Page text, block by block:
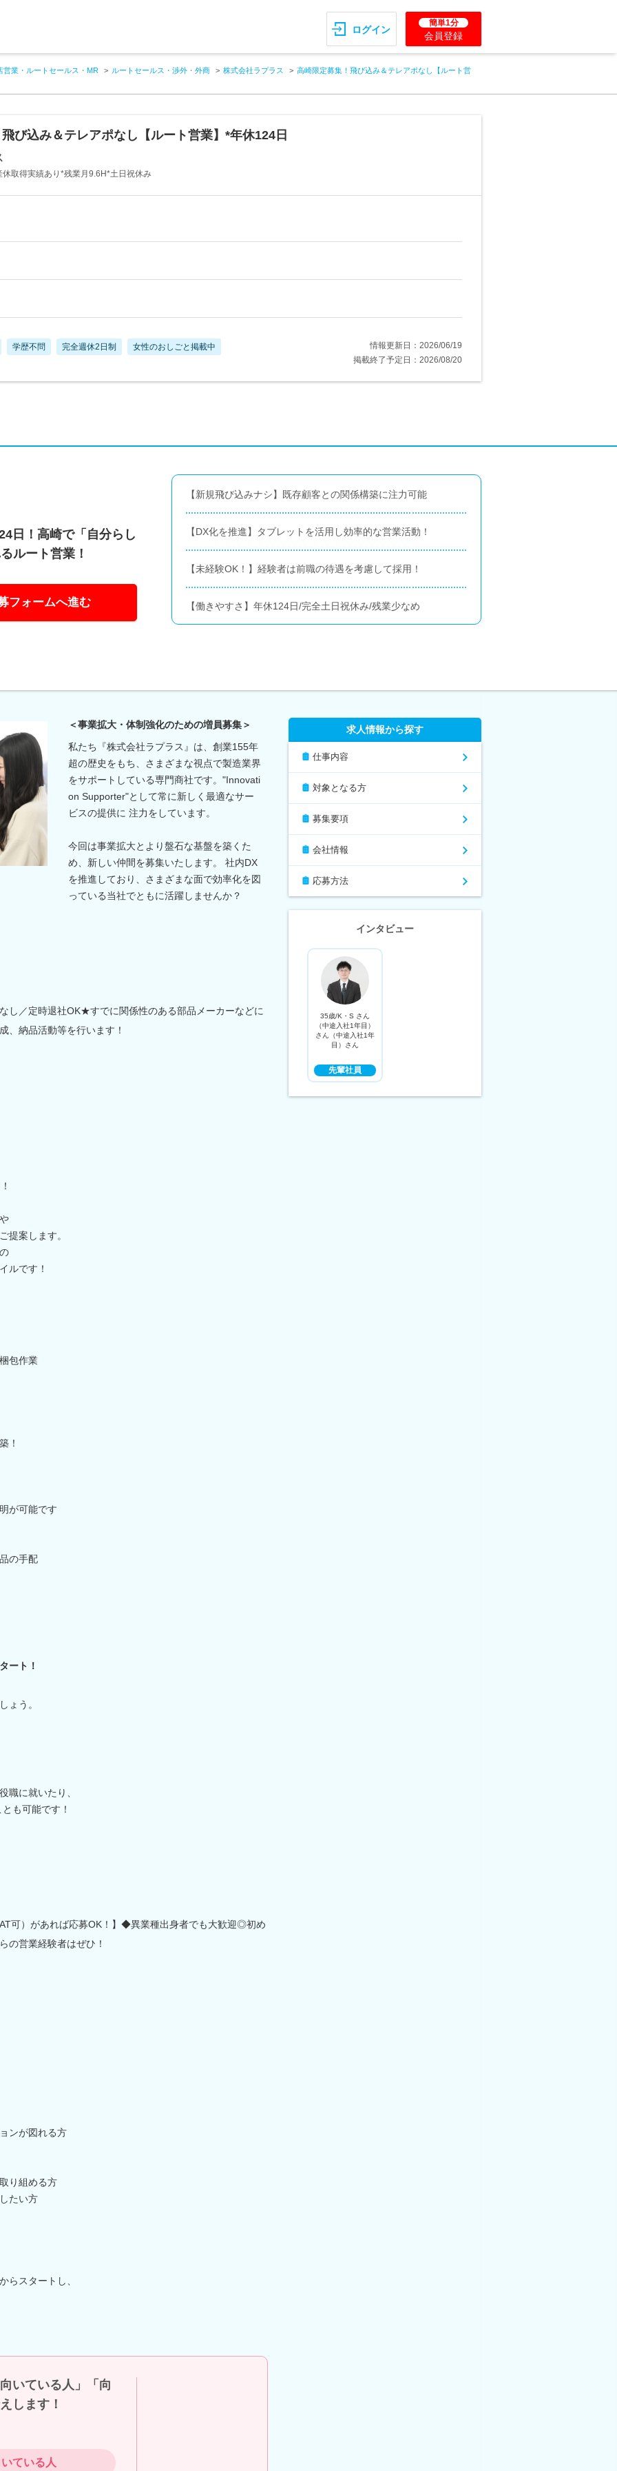
ログイン
簡単1分
会員登録
営業・ルートセールス・MR ルートセールス・渉外・外商 株式会社ラプラス 高崎限定募集！飛び込み＆テレアポなし【ルート営
び込み＆テレアポなし【ルート営業】*年休124日
取得実績あり*残業月9.6H*土日祝休み
学歴不問 完全週休2日制 女性のおしごと掲載中
情報更新日：2026/06/19
掲載終了予定日：2026/08/20
日！高崎で「自分らし
ルート営業！
フォームへ進む
【新規飛び込みナシ】既存顧客との関係構築に注力可能
【DX化を推進】タブレットを活用し効率的な営業活動！
【未経験OK！】経験者は前職の待遇を考慮して採用！
【働きやすさ】年休124日/完全土日祝休み/残業少なめ
＜事業拡大・体制強化のための増員募集＞
私たち『株式会社ラプラス』は、創業155年
超の歴史をもち、さまざまな視点で製造業界
をサポートしている専門商社です。"Innovati
on Supporter"として常に新しく最適なサー
ビスの提供に 注力をしています。
今回は事業拡大とより盤石な基盤を築くた
め、新しい仲間を募集いたします。 社内DX
を推進しており、さまざまな面で効率化を図
っている当社でともに活躍しませんか？
し／定時退社OK★すでに関係性のある部品メーカーなどに
、納品活動等を行います！
提案します。
ルです！
包作業
！
が可能です
の手配
ート！
ょう。
職に就いたり、
も可能です！
可）があれば応募OK！】◆異業種出身者でも大歓迎◎初め
の営業経験者はぜひ！
ンが図れる方
り組める方
たい方
らスタートし、
いている人」「向
します！
ている人
求人情報から探す
仕事内容
対象となる方
募集要項
会社情報
応募方法
インタビュー
35歳/K・S さん
（中途入社1年目）
さん（中途入社1年
目）さん
先輩社員